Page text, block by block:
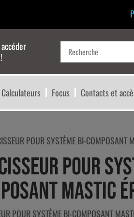
Calculateurs Focus Contacts et
POUR SYSTÈME BI-COMPOSANT
POUR
MASTIC
POUR SYSTÈME BI-COMPOSANT